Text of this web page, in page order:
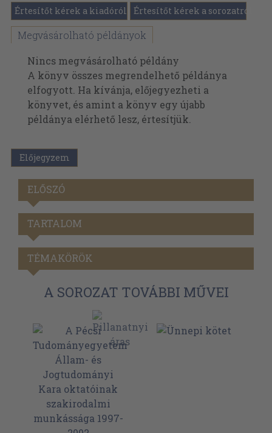
Értesítőt kérek a kiadóról Értesítőt kérek a sorozatról
Megvásárolható példányok
Nincs megvásárolható példány
A könyv összes megrendelhető példánya
elfogyott. Ha kívánja, előjegyezheti a
könyvet, és amint a könyv egy újabb
példánya elérhető lesz, értesítjük.
Előjegyzem
ELŐSZÓ
TARTALOM
TÉMAKÖRÖK
A SOROZAT TOVÁBBI MŰVEI